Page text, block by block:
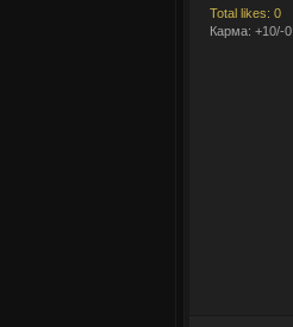
Total likes: 0
Карма: +10/-0